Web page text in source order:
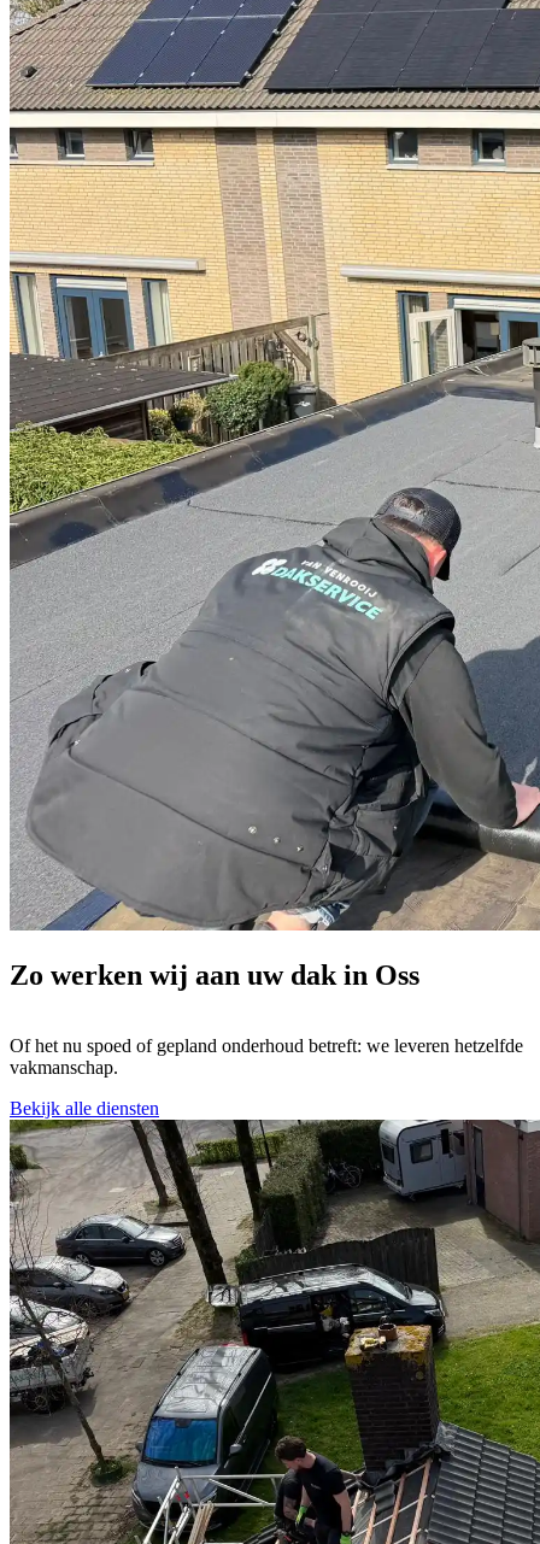
Zo werken wij aan uw dak in Oss
Of het nu spoed of gepland onderhoud betreft: we leveren hetzelfde
vakmanschap.
Bekijk alle diensten